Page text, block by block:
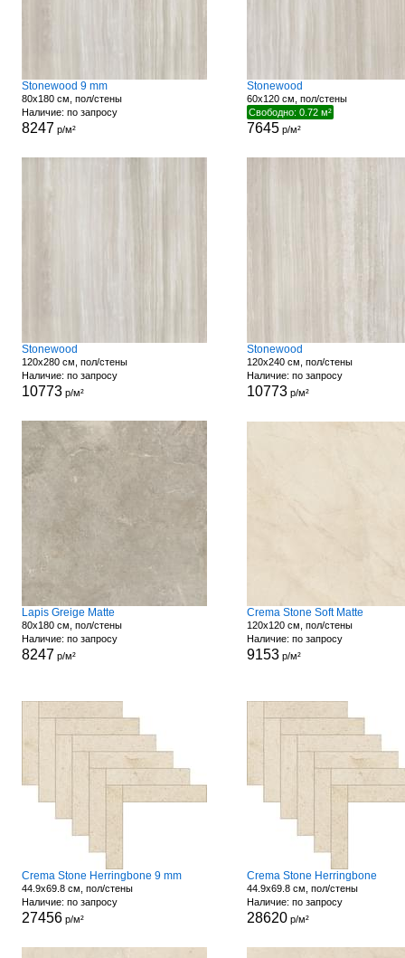
Stonewood 9 mm
80x180 см, пол/стены
Наличие: по запросу
8247 р/м²
Stonewood
60x120 см, пол/стены
Свободно: 0.72 м²
7645р/м²
Stonewood
120x280 см, пол/стены
Наличие: по запросу
10773р/м²
Stonewood
120x240 см, пол/стены
Наличие: по запросу
10773р/м²
Lapis Greige Matte
80x180 см, пол/стены
Наличие: по запросу
8247 р/м²
Crema Stone Soft Matte
120x120 см, пол/стены
Наличие: по запросу
9153р/м²
Crema Stone Herringbone 9 mm
44.9x69.8 см, пол/стены
Наличие: по запросу
27456р/м²
Crema Stone Herringbone
44.9x69.8 см, пол/стены
Наличие: по запросу
28620р/м²